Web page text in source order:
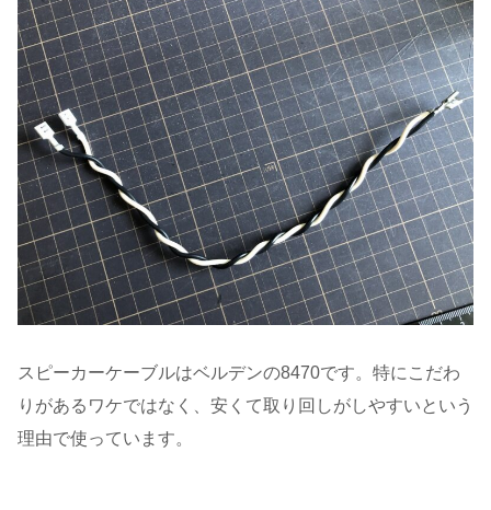
スピーカーケーブルはベルデンの8470です。特にこだわ
りがあるワケではなく、安くて取り回しがしやすいという
理由で使っています。